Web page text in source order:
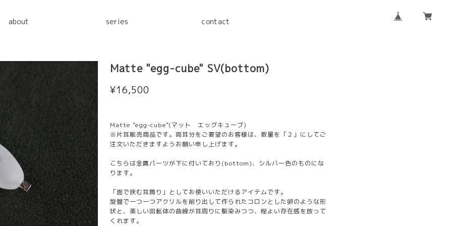
about series contact
Matte "egg-cube" SV(bottom)
¥16,500
Matte "egg-cube"(マット エッグキューブ)
※片耳販売商品です。両耳分をご要望のお客様は、数量を「２」にしてご
注文いただきますようお願い申し上げます。
こちらは金属パーツが下に付いており(bottom)、シルバー色のものにな
ります。
「面で挟む耳飾り」としてお使いいただけるアイテムです。
旋盤で一つ一つアクリルを削り出して作られたコロンとした卵のような形
状と、美しい回転体の曲線が耳周りに馴染みつつ、程よい存在感を放って
くれます。